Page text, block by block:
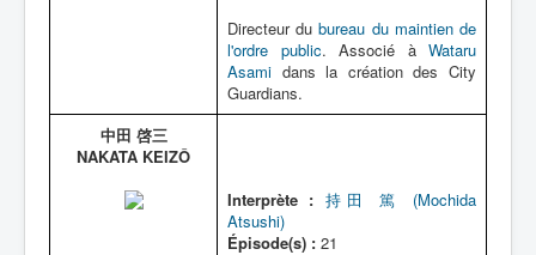
Directeur dubureau du maintien de
l'ordre public. Associé à Wataru
Asami dans la création des City
Guardians.
中田 啓三
NAKATA KEIZÔ
Interprète : 持田 篤 (Mochida
Atsushi)
Épisode(s) : 21